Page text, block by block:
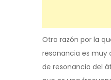
Otra razón por la
resonancia es muy
de resonancia del